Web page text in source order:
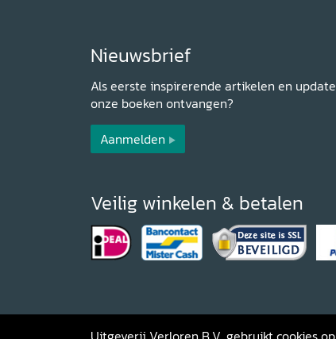
Nieuwsbrief
Als eerste inspirerende artikelen en
onze boeken ontvangen?
Aanmelden
Veilig winkelen & betalen